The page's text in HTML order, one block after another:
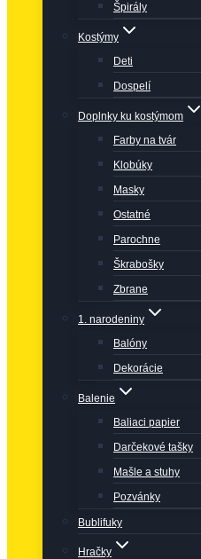
Špirály
Kostýmy
Deti
Dospelí
Doplnky ku kostýmom
Farby na tvár
Klobúky
Masky
Ostatné
Parochne
Škrabošky
Zbrane
1. narodeniny
Balóny
Dekorácie
Balenie
Baliaci papier
Darčekové tašky
Mašle a stuhy
Pozvánky
Bublifuky
Hračky